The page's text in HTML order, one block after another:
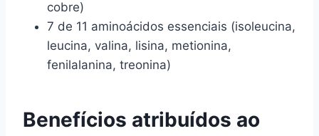
cobre)
7 de 11 aminoácidos essenciais (isoleucina,
leucina, valina, lisina, metionina,
fenilalanina, treonina)
Benefícios atribuídos ao